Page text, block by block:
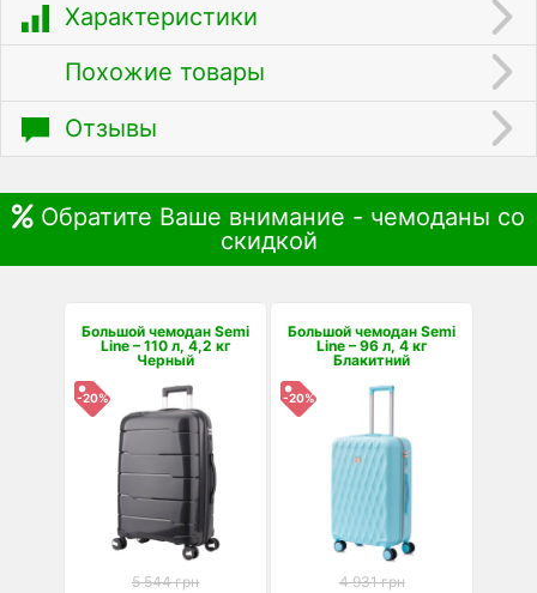
Характеристики
Похожие товары
Отзывы
Обратите Ваше внимание - чемоданы со
скидкой
Большой чемодан Semi
Line – 110 л, 4,2 кг
Черный
-20%
5 544 грн
Большой чемодан Semi
Line – 96 л, 4 кг
Блакитний
-20%
4 931 грн